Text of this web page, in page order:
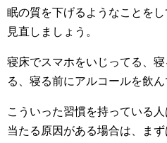
眠の質を下げるようなことを
見直しましょう。
寝床でスマホをいじってる、
る、寝る前にアルコールを飲ん
こういった習慣を持っている
当たる原因がある場合は、ま